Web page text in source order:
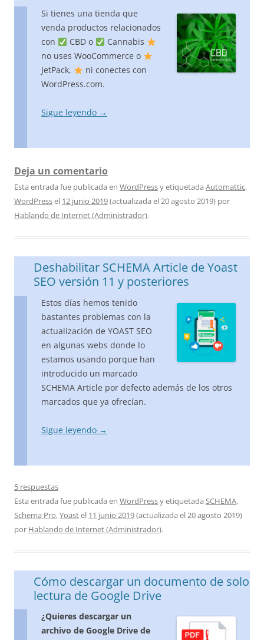
Si tienes una tienda que
venda productos relacionados
con
CBD o
Cannabis
no uses WooCommerce o
JetPack,
ni conectes con
WordPress.com.
Sigue leyendo →
Deja un comentario
Esta entrada fue publicada en WordPressy etiquetada Automattic,
WordPressel 12 junio 2019(actualizada el20 agosto 2019) por
Hablando de Internet (Administrador).
Deshabilitar SCHEMA Article de Yoast
SEO versión 11 y posteriores
Estos días hemos tenido
bastantes problemas con la
actualización de YOAST SEO
en algunas webs donde lo
estamos usando porque han
introducido un marcado
SCHEMA Article por defecto además de los otros
marcados que ya ofrecían.
Sigue leyendo →
5 respuestas
Esta entrada fue publicada en WordPressy etiquetada SCHEMA,
Schema Pro,Yoastel 11 junio 2019(actualizada el 20 agosto 2019)
por Hablando de Internet (Administrador).
Cómo descargar un documento de solo
lectura de Google Drive
¿Quieres descargar un
archivo de Google Drive de